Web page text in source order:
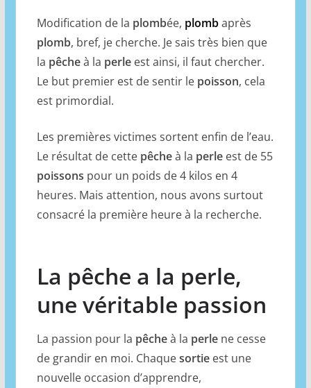
Modification de la plombée, plombaprès
plomb, bref, je cherche. Je sais très bien que
la pêcheà la perleest ainsi, il faut chercher.
Le but premier est de sentir le poisson, cela
est primordial.
Les premières victimes sortent enfin de l’eau.
Le résultat de cette pêcheà la perleest de 55
poissons pour un poids de 4 kilos en 4
heures. Mais attention, nous avons surtout
consacré la première heure à la recherche.
La pêche a la perle,
une véritable passion
La passion pour la pêcheà la perlene cesse
de grandir en moi. Chaquesortieest une
nouvelle occasion d’apprendre,